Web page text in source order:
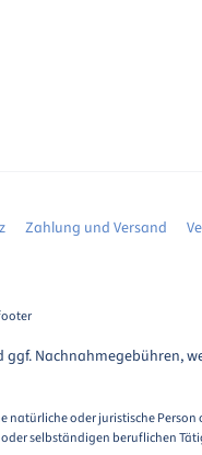
Zahlung und Versand
ggf. Nachnahmegebühren,
oder juristische
selbständigen beruflichen